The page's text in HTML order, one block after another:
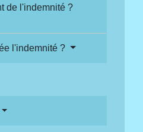
de l'indemnité ?
l'indemnité ?